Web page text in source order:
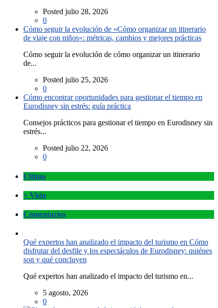
Posted julio 28, 2026
0
Cómo seguir la evolución de «Cómo organizar un itinerario
de viaje con niños»: métricas, cambios y mejores prácticas
Cómo seguir la evolución de cómo organizar un itinerario
de...
Posted julio 25, 2026
0
Cómo encontrar oportunidades para gestionar el tiempo en
Eurodisney sin estrés: guía práctica
Consejos prácticos para gestionar el tiempo en Eurodisney sin
estrés...
Posted julio 22, 2026
0
Última
+ Visto
Comentarios
Qué expertos han analizado el impacto del turismo en Cómo
disfrutar del desfile y los espectáculos de Eurodisney: quiénes
son y qué concluyen
Qué expertos han analizado el impacto del turismo en...
5 agosto, 2026
0